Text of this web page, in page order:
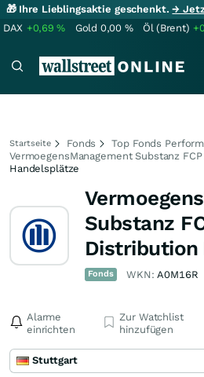
🎁 Ihre Lieblingsaktie geschenkt.→
DAX +0,69% Gold 0,00 % Öl (Brent)
Startseite Fonds
Top Fonds
VermoegensManagement Substanz
Handelsplätze
Substanz
Distribution
Fonds WKN:A0M16R
Alarme
einrichten
Zur Watchlist
hinzufügen
Stuttgart